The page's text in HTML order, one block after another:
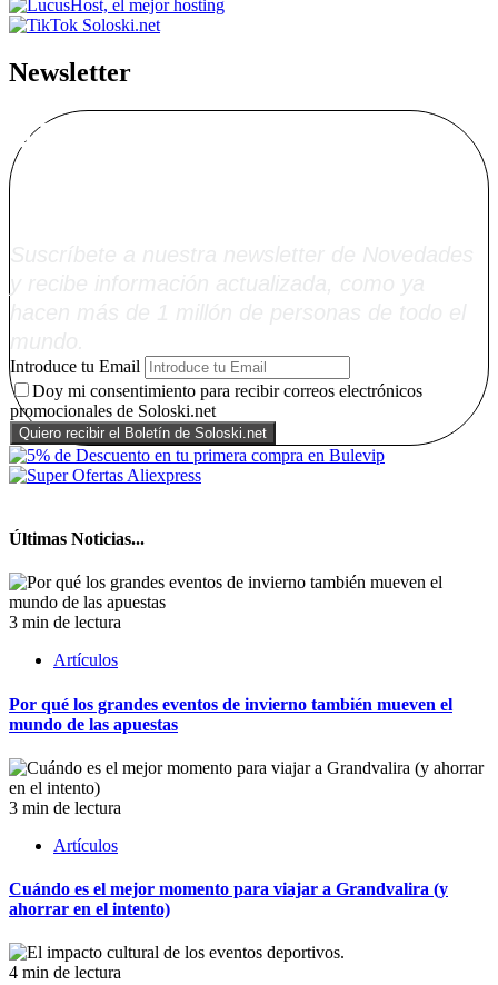
Newsletter
Alta Boletín
Introduce tu Email
Doy mi consentimiento para recibir correos electrónicos
promocionales de Soloski.net
Últimas Noticias...
3 min de lectura
Artículos
Por qué los grandes eventos de invierno también mueven el
mundo de las apuestas
3 min de lectura
Artículos
Cuándo es el mejor momento para viajar a Grandvalira (y
ahorrar en el intento)
4 min de lectura